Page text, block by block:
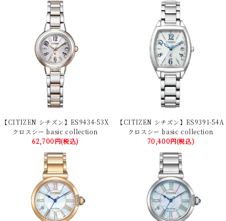
【CITIZEN シチズン】ES9434-53X
クロスシー basic collection
62,700円(税込)
【CITIZEN シチズン】ES9391-54A
クロスシー basic collection
70,400円(税込)